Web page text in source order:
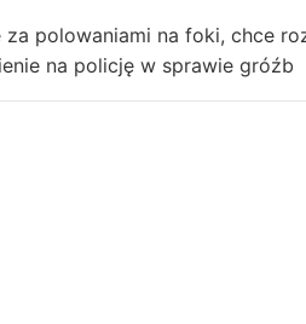
za polowaniami na foki, chce
na policję w sprawie gróźb